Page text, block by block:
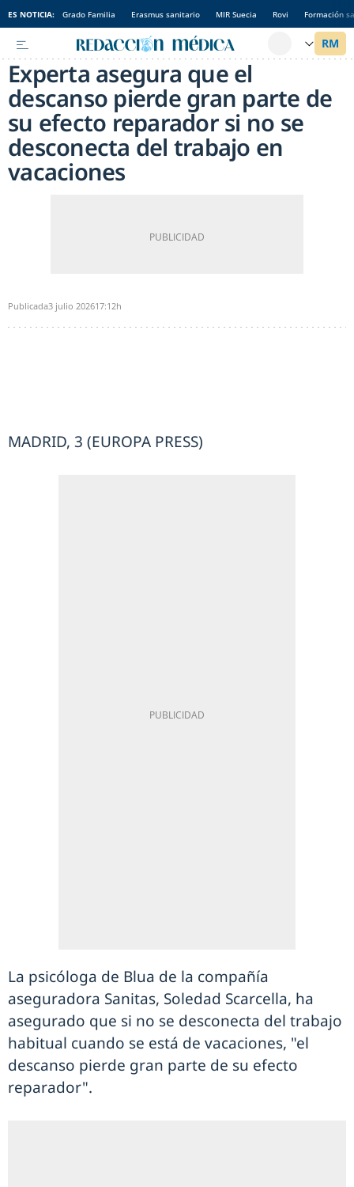
ES NOTICIA: Grado Familia Erasmus sanitario MIR Suecia Rovi Formación
Experta asegura que el
descanso pierde gran parte de
su efecto reparador si no se
desconecta del trabajo en
vacaciones
Publicada3 julio 202617:12h
MADRID, 3 (EUROPA PRESS)
La psicóloga de Blua de la compañía
aseguradora Sanitas, Soledad Scarcella, ha
asegurado que si no se desconecta del trabajo
habitual cuando se está de vacaciones, "el
descanso pierde gran parte de su efecto
reparador".